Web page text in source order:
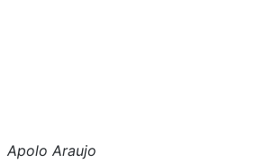
Apolo Araujo